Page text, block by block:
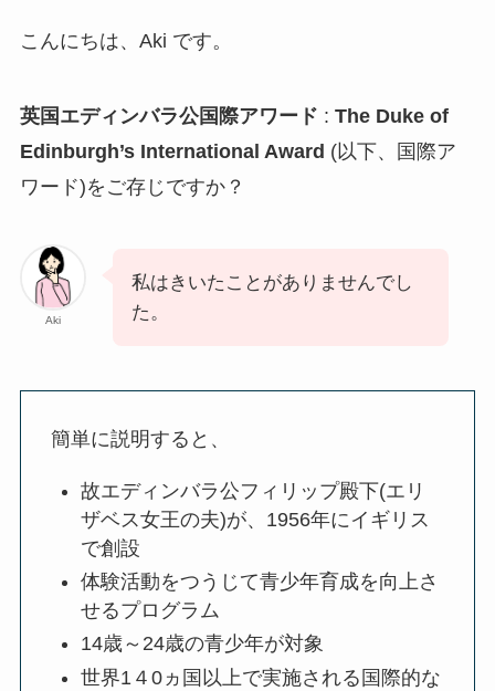
こんにちは、Aki です。
英国エディンバラ公国際アワード : The Duke of
Edinburgh’s International Award (以下、国際ア
ワード)をご存じですか？
Aki
私はきいたことがありませんでし
た。
簡単に説明すると、
故エディンバラ公フィリップ殿下(エリ
ザベス女王の夫)が、1956年にイギリス
で創設
体験活動をつうじて青少年育成を向上さ
せるプログラム
14歳～24歳の青少年が対象
世界1４0ヵ国以上で実施される国際的な